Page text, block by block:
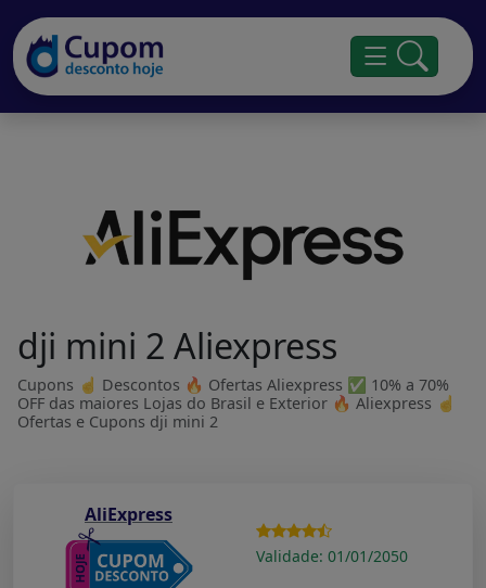
dji mini 2 Aliexpress
Cupons ☝ Descontos 🔥 Ofertas Aliexpress ✅ 10% a 70%
OFF das maiores Lojas do Brasil e Exterior 🔥 Aliexpress ☝
Ofertas e Cupons dji mini 2
AliExpress
Validade: 01/01/2050